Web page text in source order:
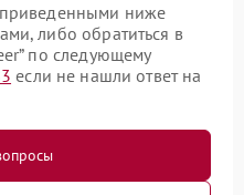
ниже
либо обратиться в
по следующему
если не нашли ответ на